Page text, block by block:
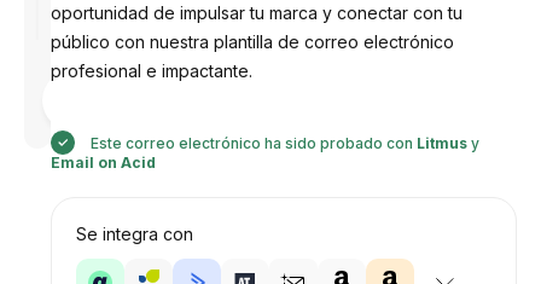
Diseñado
oportunidad de impulsar tu marca y conectar con tu
público con nuestra plantilla de correo electrónico
profesional e impactante.
Este correo electrónico ha sido probado con Litmus y
Email on Acid
Se integra con